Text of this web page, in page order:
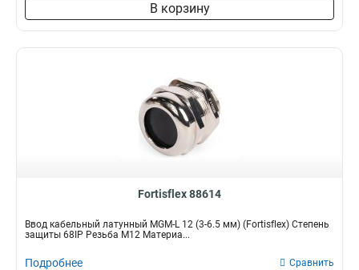
В корзину
Fortisflex 88614
Ввод кабельный латунный МGM-L 12 (3-6.5 мм) (Fortisflex) Степень
защиты 68IP Резьба M12 Материа...
Подробнее Сравнить